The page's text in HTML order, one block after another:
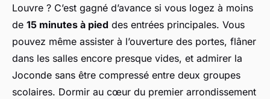
Louvre ? C’est gagné d’avance si vous logez à moins
de 15 minutes à pied des entrées principales. Vous
pouvez même assister à l’ouverture des portes, flâner
dans les salles encore presque vides, et admirer la
Joconde sans être compressé entre deux groupes
scolaires. Dormir au cœur du premier arrondissement